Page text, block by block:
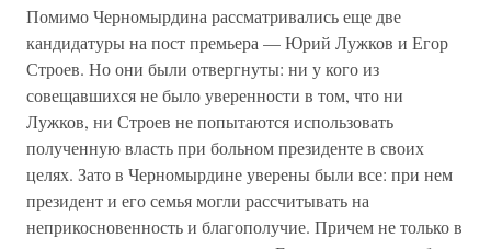
Помимо Черномырдина рассматривались еще две
кандидатуры на пост премьера — Юрий Лужков и Егор
Строев. Но они были отвергнуты: ни у кого из
совещавшихся не было уверенности в том, что ни
Лужков, ни Строев не попытаются использовать
полученную власть при больном президенте в своих
целях. Зато в Черномырдине уверены были все: при нем
президент и его семья могли рассчитывать на
неприкосновенность и благополучие. Причем не только в